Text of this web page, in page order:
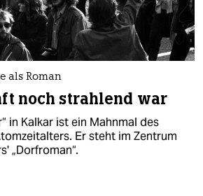
als Roman
noch strahlend war
in Kalkar ist ein Mahnmal des
Er steht im Zentrum
„Dorfroman“.